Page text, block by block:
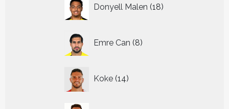
Donyell Malen 18
producten
Emre Can 8
producten
Koke 14
producten